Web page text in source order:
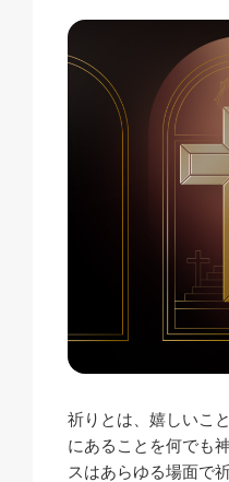
祈りとは、嬉しいこ
にあることを何でも
スはあらゆる場面で